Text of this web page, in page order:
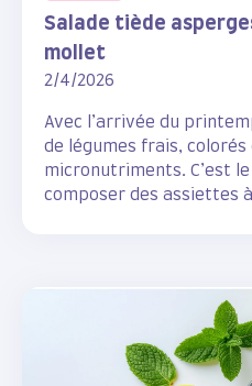
Salade tiède
mollet
2/4/2026
Avec l’arrivée du
de légumes frais, colorés
micronutriments. C’est
composer des assiettes